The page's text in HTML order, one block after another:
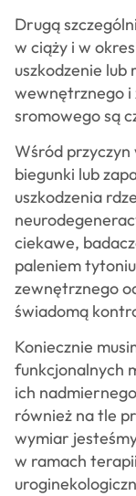
Drugą
w ciąży i w
uszkodzenie
wewnętrznego i
sromowego są
Wśród przyczyn
biegunki lub
uszkodzenia
ciekawe,
paleniem
zewnętrznego
świadomą
Koniecznie
funkcjonalnych
ich
również na tle
wymiar
w ramach